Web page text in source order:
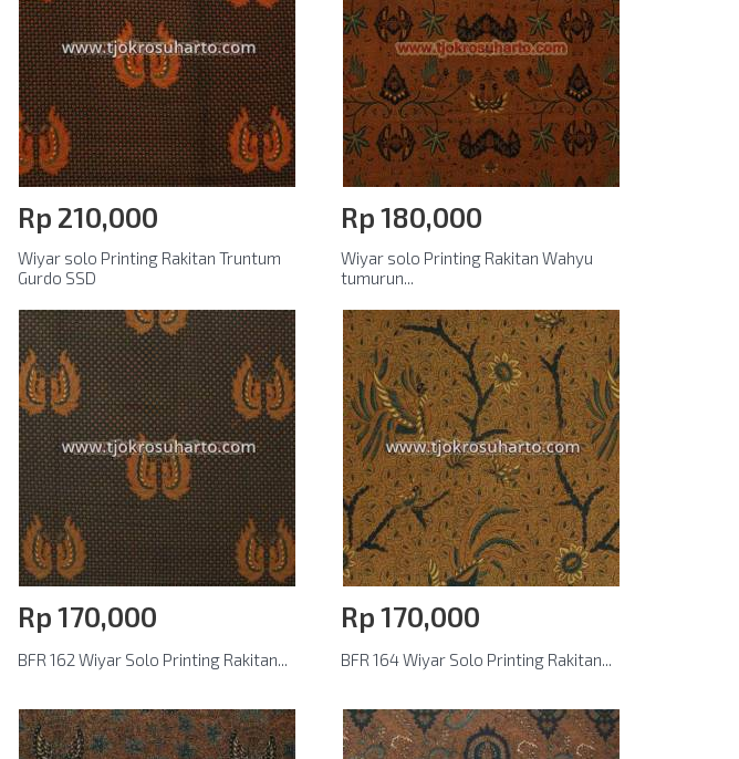
Rp‎ 210,000
Wiyar solo Printing Rakitan Truntum
Gurdo SSD
Rp‎ 180,000
Wiyar solo Printing Rakitan Wahyu
tumurun...
Rp‎ 170,000
BFR 162 Wiyar Solo Printing Rakitan...
Rp‎ 170,000
BFR 164 Wiyar Solo Printing Rakitan...